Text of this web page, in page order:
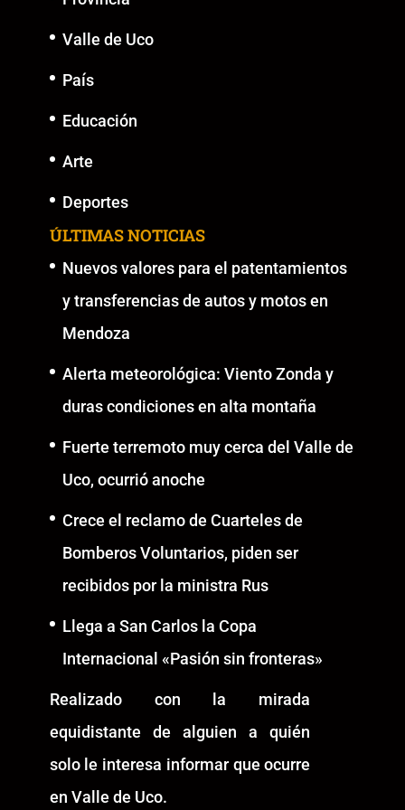
Valle de Uco
País
Educación
Arte
Deportes
ÚLTIMAS NOTICIAS
Nuevos valores para el patentamientos
y transferencias de autos y motos en
Mendoza
Alerta meteorológica: Viento Zonda y
duras condiciones en alta montaña
Fuerte terremoto muy cerca del Valle de
Uco, ocurrió anoche
Crece el reclamo de Cuarteles de
Bomberos Voluntarios, piden ser
recibidos por la ministra Rus
Llega a San Carlos la Copa
Internacional «Pasión sin fronteras»
Realizado con la mirada
equidistante de alguien a quién
solo le interesa informar que ocurre
en Valle de Uco.